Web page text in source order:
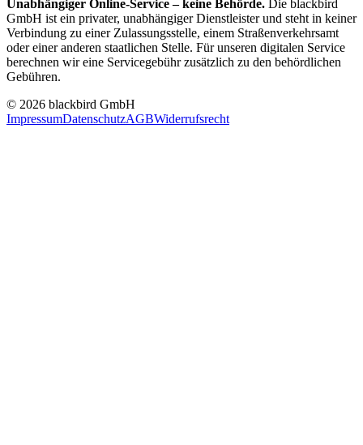
Unabhängiger Online-Service – keine Behörde. Die blackbird
GmbH ist ein privater, unabhängiger Dienstleister und steht in keiner
Verbindung zu einer Zulassungsstelle, einem Straßenverkehrsamt
oder einer anderen staatlichen Stelle. Für unseren digitalen Service
berechnen wir eine Servicegebühr zusätzlich zu den behördlichen
Gebühren.
© 2026 blackbird GmbH
ImpressumDatenschutzAGBWiderrufsrecht